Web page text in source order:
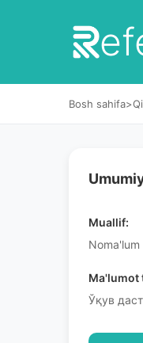
Bosh sahifa>
Muallif:
Noma'lum
Ma'lumot
Ўқув